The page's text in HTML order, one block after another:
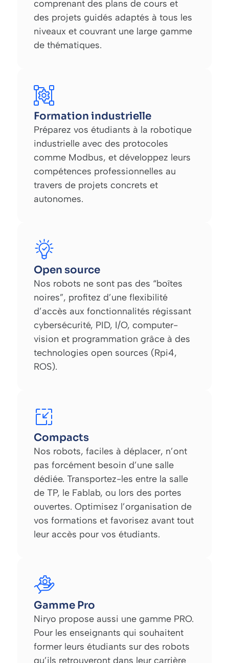
comprenant des plans de cours et
des projets guidés adaptés à tous les
niveaux et couvrant une large gamme
de thématiques.
Formation industrielle
Préparez vos étudiants à la robotique
industrielle avec des protocoles
comme Modbus, et développez leurs
compétences professionnelles au
travers de projets concrets et
autonomes.
Open source
Nos robots ne sont pas des “boîtes
noires”, profitez d’une flexibilité
d’accès aux fonctionnalités régissant
cybersécurité, PID, I/O, computer-
vision et programmation grâce à des
technologies open sources (Rpi4,
ROS).
Compacts
Nos robots, faciles à déplacer, n’ont
pas forcément besoin d’une salle
dédiée. Transportez-les entre la salle
de TP, le Fablab, ou lors des portes
ouvertes. Optimisez l’organisation de
vos formations et favorisez avant tout
leur accès pour vos étudiants.
Gamme Pro
Niryo propose aussi une gamme PRO.
Pour les enseignants qui souhaitent
former leurs étudiants sur des robots
qu’ils retrouveront dans leur carrière